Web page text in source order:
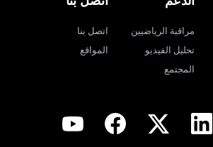
مراقبة الرياضيين
تحليل الفيديو
المجتمع
اتصل بنا
المواقع